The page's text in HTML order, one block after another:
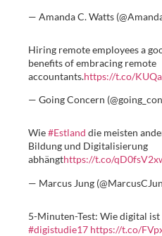
— Amanda C. Watts
Hiring remote employees a
benefits of embracing remote
accountants.https://t.co/
— Going Concern
Wie#Estland die meisten
Bildung und Digitalisierung
abhängthttps://t.co/
— Marcus Jung
5-Minuten-Test: Wie digital
#digistudie17 https://t.co/